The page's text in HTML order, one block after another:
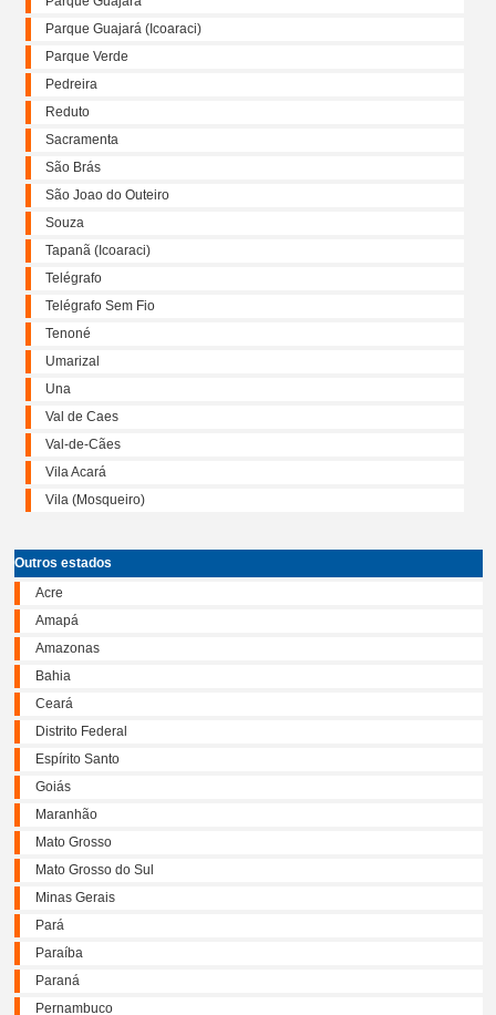
Parque Guajará (Icoaraci)
Parque Verde
Pedreira
Reduto
Sacramenta
São Brás
São Joao do Outeiro
Souza
Tapanã (Icoaraci)
Telégrafo
Telégrafo Sem Fio
Tenoné
Umarizal
Una
Val de Caes
Val-de-Cães
Vila Acará
Vila (Mosqueiro)
Outros estados
Acre
Amapá
Amazonas
Bahia
Ceará
Distrito Federal
Espírito Santo
Goiás
Maranhão
Mato Grosso
Mato Grosso do Sul
Minas Gerais
Pará
Paraíba
Paraná
Pernambuco